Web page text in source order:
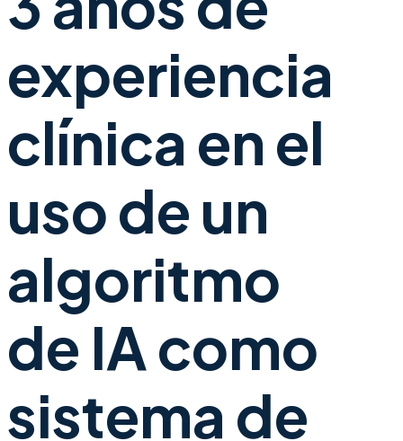
experiencia
clínica en el
uso de un
algoritmo
de IA como
sistema de